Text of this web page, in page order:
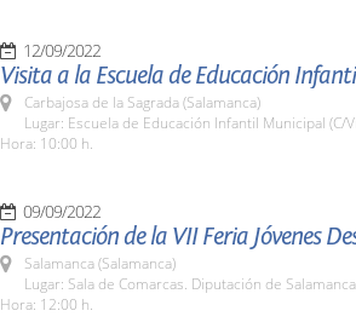
12/09/2022
Visita a la Escuela de Educación
Carbajosa de la Sagrada (Salamanca)
Lugar: Escuela de Educación Infantil Municipal (C/
Hora: 10:00 h.
09/09/2022
Presentación de la VII Feria Jóvenes
Salamanca (Salamanca)
Lugar: Sala de Comarcas. Diputación de Salamanca
Hora: 12:00 h.